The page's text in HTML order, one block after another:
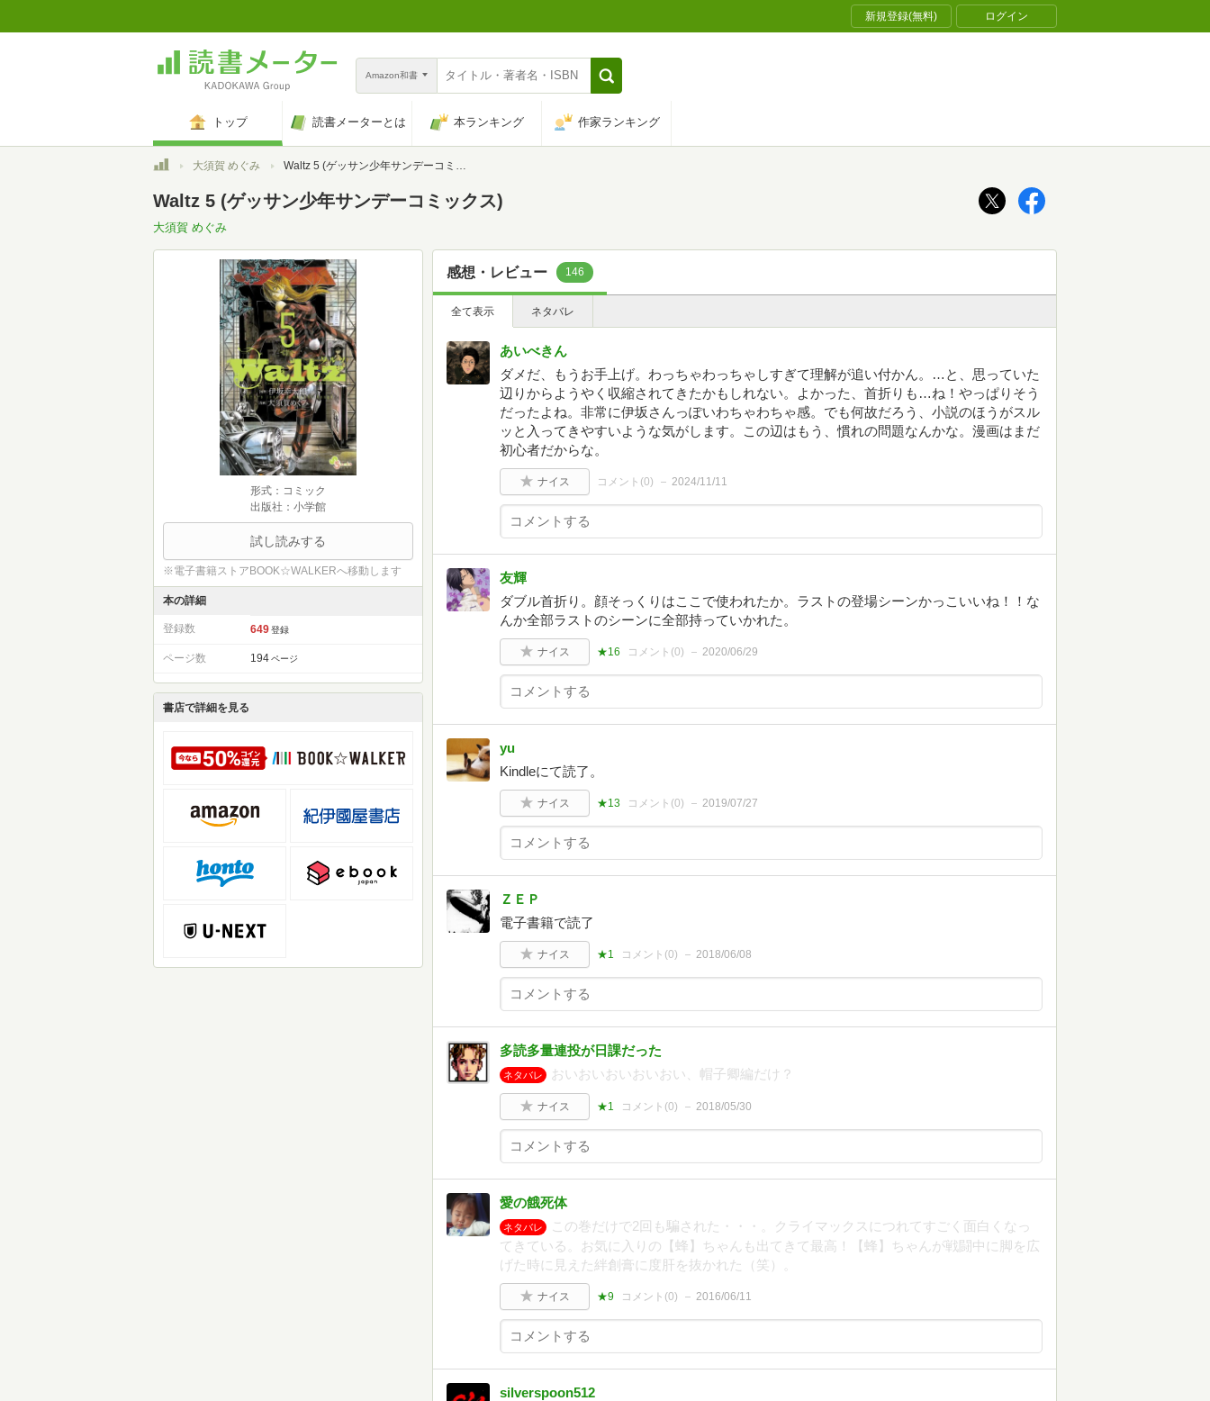
新規登録(無料) ログイン
Amazon和書
トップ 読書メーターとは 本ランキング 作家ランキング
トップ大須賀 めぐみ Waltz 5 (ゲッサン少年サンデーコミックス)
Waltz 5 (ゲッサン少年サンデーコミックス)
大須賀 めぐみ
形式：コミック
出版社：小学館
試し読みする
※電子書籍ストアBOOK☆WALKERへ移動します
本の詳細
登録数 649 登録
ページ数 194 ページ
書店で詳細を見る
感想・レビュー 146
全て表示 ネタバレ
あいべきん
ダメだ、もうお手上げ。わっちゃわっちゃしすぎて理解が追い付かん。…と、思っていた
辺りからようやく収縮されてきたかもしれない。よかった、首折りも…ね！やっぱりそう
だったよね。非常に伊坂さんっぽいわちゃわちゃ感。でも何故だろう、小説のほうがスル
ッと入ってきやすいような気がします。この辺はもう、慣れの問題なんかな。漫画はまだ
初心者だからな。
ナイス コメント(0) 2024/11/11
友輝
ダブル首折り。顔そっくりはここで使われたか。ラストの登場シーンかっこいいね！！な
んか全部ラストのシーンに全部持っていかれた。
ナイス ★16 コメント(0) 2020/06/29
yu
Kindleにて読了。
ナイス ★13 コメント(0) 2019/07/27
ＺＥＰ
電子書籍で読了
ナイス ★1 コメント(0) 2018/06/08
多読多量連投が日課だった
ネタバレ おいおいおいおいおい、帽子卿編だけ？
ナイス ★1 コメント(0) 2018/05/30
愛の餓死体
ネタバレ
この巻だけで2回も騙された・・・。クライマックスにつれてすごく面白くなっ
てきている。お気に入りの【蜂】ちゃんも出てきて最高！【蜂】ちゃんが戦闘中に脚を広
げた時に見えた絆創膏に度肝を抜かれた（笑）。
ナイス ★9 コメント(0) 2016/06/11
silverspoon512